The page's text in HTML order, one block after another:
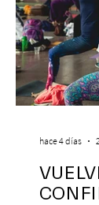
hace 4 días